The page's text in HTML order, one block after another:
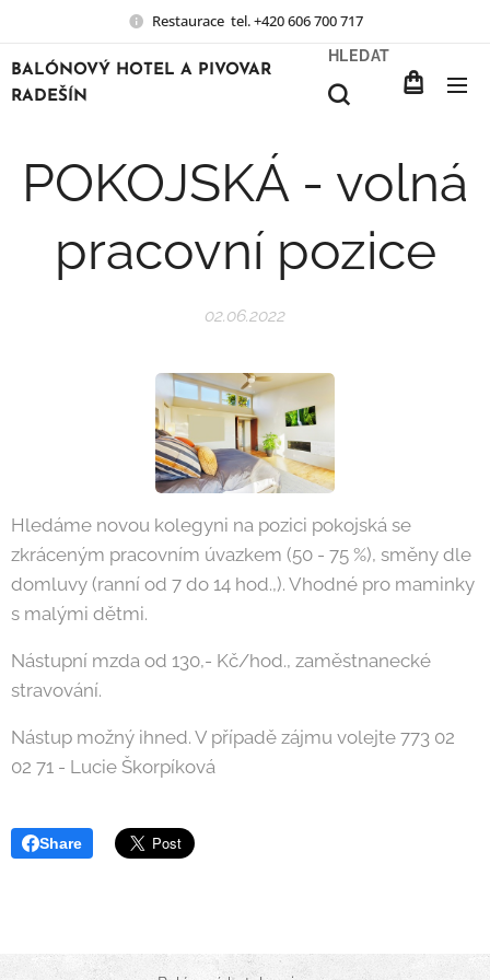
Restaurace tel. +420 606 700 717
BALÓNOVÝ HOTEL A PIVOVAR
RADEŠÍN
HLEDAT
POKOJSKÁ - volná
pracovní pozice
02.06.2022
Hledáme novou kolegyni na pozici pokojská se
zkráceným pracovním úvazkem (50 - 75 %), směny dle
domluvy (ranní od 7 do 14 hod.,). Vhodné pro maminky
s malými dětmi.
Nástupní mzda od 130,- Kč/hod., zaměstnanecké
stravování.
Nástup možný ihned. V případě zájmu volejte 773 02
02 71 - Lucie Škorpíková
Share